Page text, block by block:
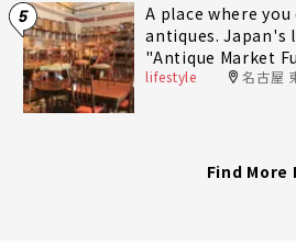
5
A place where
antiques. Japan's
"Antique Market
lifestyle 名古屋
Find